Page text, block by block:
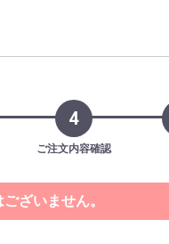
4
ご注文内容確認
ざいません。